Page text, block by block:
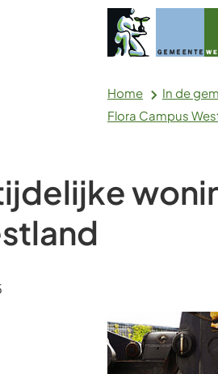
Home In de
Flora Campus